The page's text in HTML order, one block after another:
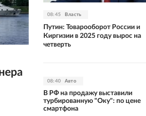
08:45 Власть
Путин: Товарооборот России и
Киргизии в 2025 году вырос на
четверть
08:40 Авто
В РФ на продажу выставили
турбированную "Оку": по цене
смартфона